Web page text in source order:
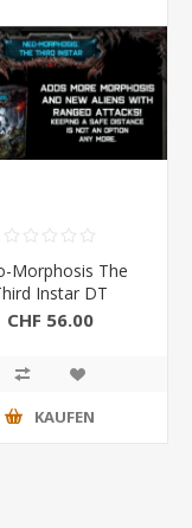
Morphosis The
Instar DT
CHF 56.00
KAUFEN